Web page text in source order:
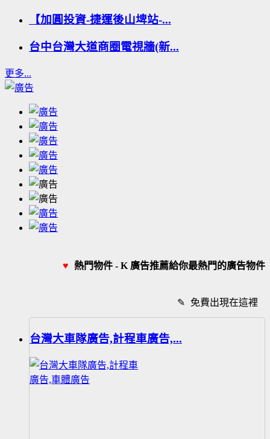
【加圓投資-捷運後山埤站-...
台中台灣大道商圈電視牆(新...
更多...
♥ 熱門物件 - K 廣告推薦給你最熱門的廣告物件
✎ 免費出現在這裡
台灣大車隊廣告,計程車廣告,...